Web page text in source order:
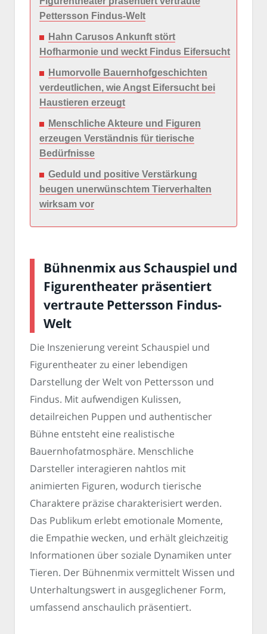
Pettersson Findus-Welt
Hahn Carusos Ankunft stört
Hofharmonie und weckt Findus Eifersucht
Humorvolle Bauernhofgeschichten
verdeutlichen, wie Angst Eifersucht bei
Haustieren erzeugt
Menschliche Akteure und Figuren
erzeugen Verständnis für tierische
Bedürfnisse
Geduld und positive Verstärkung
beugen unerwünschtem Tierverhalten
wirksam vor
Bühnenmix aus Schauspiel und
Figurentheater präsentiert
vertraute Pettersson Findus-
Welt
Die Inszenierung vereint Schauspiel und
Figurentheater zu einer lebendigen
Darstellung der Welt von Pettersson und
Findus. Mit aufwendigen Kulissen,
detailreichen Puppen und authentischer
Bühne entsteht eine realistische
Bauernhofatmosphäre. Menschliche
Darsteller interagieren nahtlos mit
animierten Figuren, wodurch tierische
Charaktere präzise charakterisiert werden.
Das Publikum erlebt emotionale Momente,
die Empathie wecken, und erhält gleichzeitig
Informationen über soziale Dynamiken unter
Tieren. Der Bühnenmix vermittelt Wissen und
Unterhaltungswert in ausgeglichener Form,
umfassend anschaulich präsentiert.